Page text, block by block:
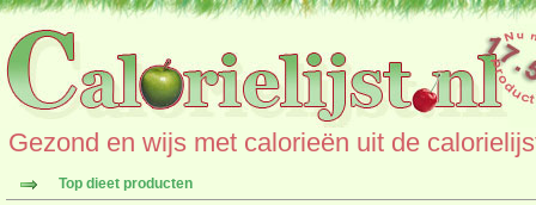
Gezond en wijs met calorieën uit de
Top dieet producten